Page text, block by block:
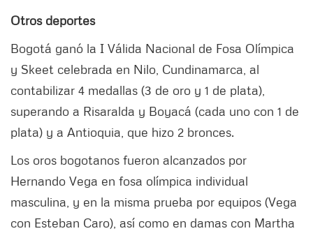
Otros deportes
Bogotá ganó la I Válida Nacional de Fosa Olímpica
y Skeet celebrada en Nilo, Cundinamarca, al
contabilizar 4 medallas (3 de oro y 1 de plata),
superando a Risaralda y Boyacá (cada uno con 1 de
plata) y a Antioquia, que hizo 2 bronces.
Los oros bogotanos fueron alcanzados por
Hernando Vega en fosa olímpica individual
masculina, y en la misma prueba por equipos (Vega
con Esteban Caro), así como en damas con Martha